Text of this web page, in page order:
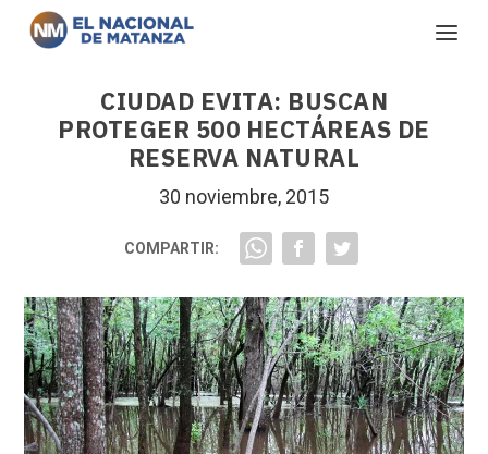
CIUDAD EVITA: BUSCAN
PROTEGER 500 HECTÁREAS DE
RESERVA NATURAL
30 noviembre, 2015
COMPARTIR: